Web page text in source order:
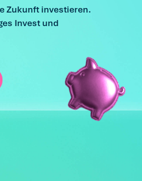
Zukunft investieren.
Invest und